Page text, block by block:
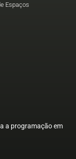
Espaços
a programação em